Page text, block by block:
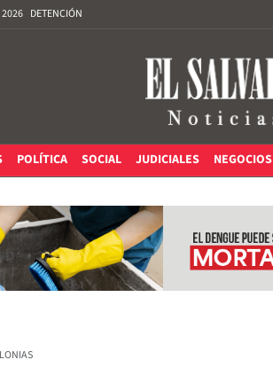
DETENCIÓN
POLÍTICA SOCIAL JUDICIALES NEGOCIOS